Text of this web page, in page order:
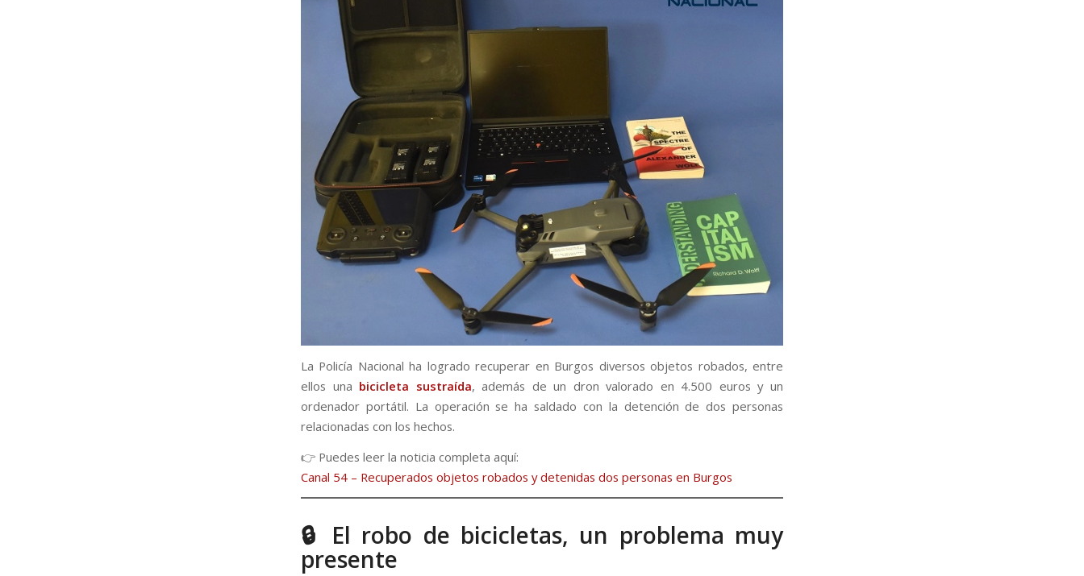
La Policía Nacional ha logrado recuperar en Burgos diversos objetos robados, entre
ellos una bicicleta sustraída, además de un dron valorado en 4.500 euros y un
ordenador portátil. La operación se ha saldado con la detención de dos personas
relacionadas con los hechos.
👉 Puedes leer la noticia completa aquí:
Canal 54 – Recuperados objetos robados y detenidas dos personas en Burgos
🔒 El robo de bicicletas, un problema muy
presente